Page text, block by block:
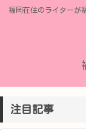
福岡在住のライターが
注目記事